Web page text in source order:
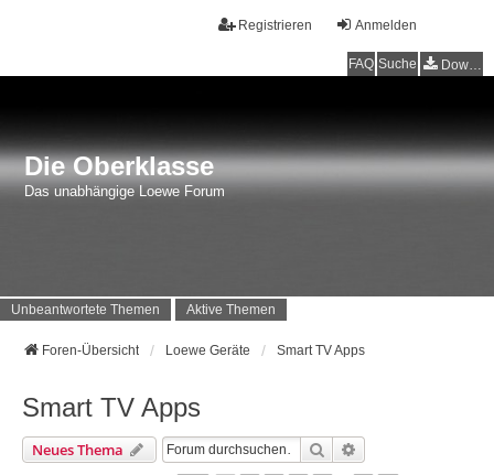
Anmelden
Registrieren
FAQ Suche Downloads
Die Oberklasse
Das unabhängige Loewe Forum
Unbeantwortete Themen Aktive Themen
Foren-Übersicht Loewe Geräte Smart TV Apps
Smart TV Apps
Neues Thema Suche